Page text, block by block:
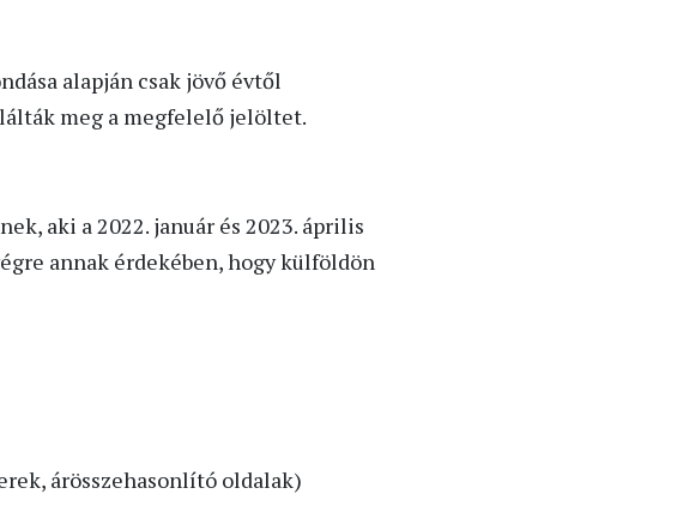
alapján csak jövő évtől
meg a megfelelő jelöltet.
aki a 2022. január és 2023. április
annak érdekében, hogy külföldön
árösszehasonlító oldalak)